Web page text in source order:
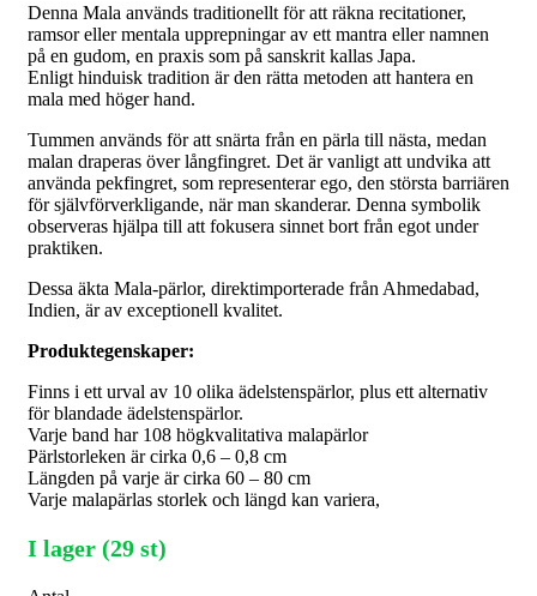
Denna Mala används traditionellt för att räkna recitationer,
ramsor eller mentala upprepningar av ett mantra eller namnen
på en gudom, en praxis som på sanskrit kallas Japa.
Enligt hinduisk tradition är den rätta metoden att hantera en
mala med höger hand.
Tummen används för att snärta från en pärla till nästa, medan
malan draperas över långfingret. Det är vanligt att undvika att
använda pekfingret, som representerar ego, den största barriären
för självförverkligande, när man skanderar. Denna symbolik
observeras hjälpa till att fokusera sinnet bort från egot under
praktiken.
Dessa äkta Mala-pärlor, direktimporterade från Ahmedabad,
Indien, är av exceptionell kvalitet.
Produktegenskaper:
Finns i ett urval av 10 olika ädelstenspärlor, plus ett alternativ
för blandade ädelstenspärlor.
Varje band har 108 högkvalitativa malapärlor
Pärlstorleken är cirka 0,6 – 0,8 cm
Längden på varje är cirka 60 – 80 cm
Varje malapärlas storlek och längd kan variera,
I lager (29 st)